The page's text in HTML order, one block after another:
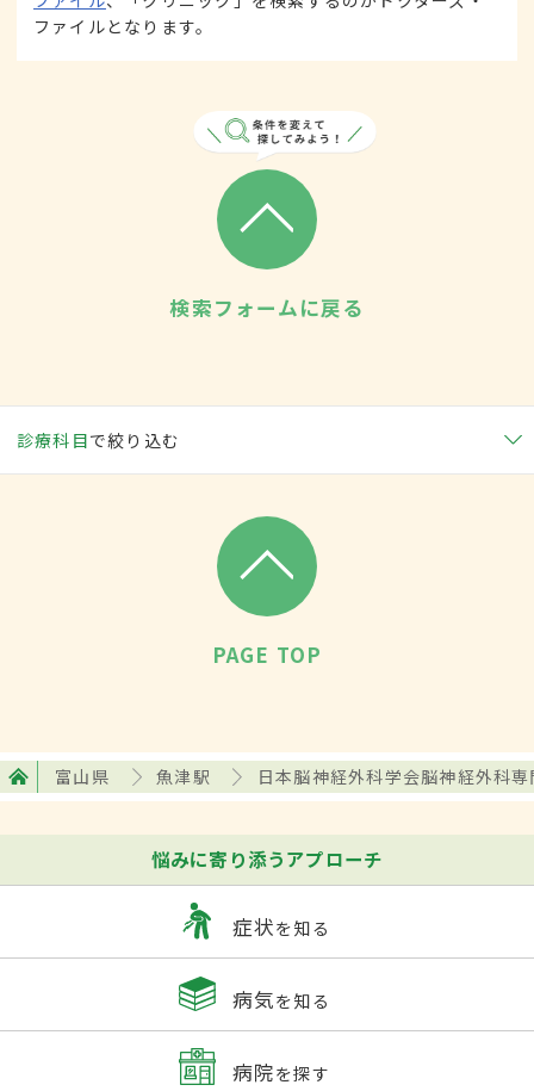
ファイルとなります。
検索フォームに戻る
診療科目で絞り込む
PAGE TOP
富山県 魚津駅 日本脳神経外科学会脳神経外科
悩みに寄り添うアプローチ
症状を知る
病気を知る
病院を探す